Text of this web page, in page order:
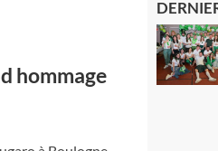
hommage